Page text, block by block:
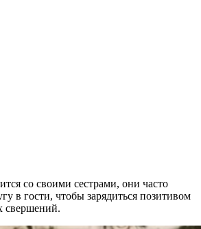
со своими сестрами, они часто
в гости, чтобы зарядиться позитивом
свершений.